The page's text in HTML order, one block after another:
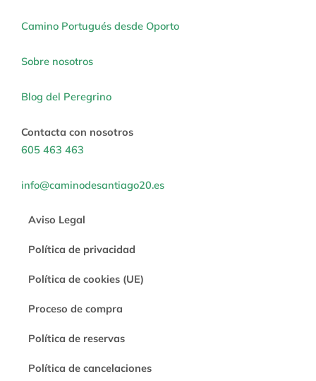
Camino Portugués desde Oporto
Sobre nosotros
Blog del Peregrino
Contacta con nosotros
605 463 463
info@caminodesantiago20.es
Aviso Legal
Política de privacidad
Política de cookies (UE)
Proceso de compra
Política de reservas
Política de cancelaciones